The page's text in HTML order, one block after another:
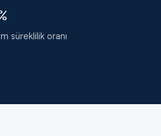
süreklilik oranı